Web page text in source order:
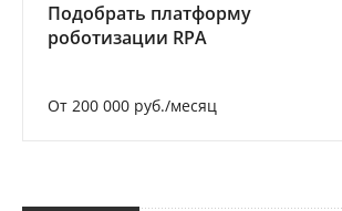
Подобрать платформу
роботизации RPA
От 200 000 руб./месяц